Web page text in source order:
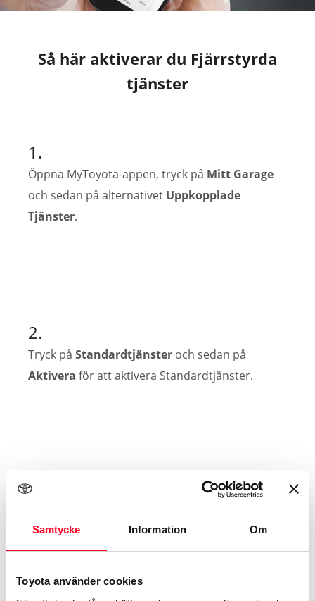
Samtycke Information Om
Toyota använder cookies
Så här aktiverar du Fjärrstyrda
tjänster
1.
Öppna MyToyota-appen, tryck på Mitt Garage
och sedan på alternativet Uppkopplade
Tjänster.
2.
Tryck på Standardtjänster och sedan på
Aktivera för att aktivera Standardtjänster.
3.
I listan över tillgängliga tjänster, tryck på
Fjärrstyrda Tjänsteroch sedan på Aktiveraför
att aktivera fjärrstyrda tjänster.